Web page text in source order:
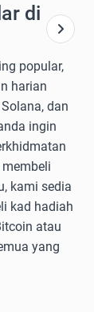
di
popular,
harian
dan
ingin
kami sedia
kad hadiah
atau
yang